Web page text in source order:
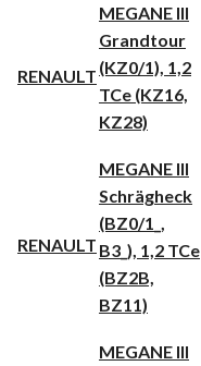
RENAULT
MEGANE III
Grandtour
(KZ0/1), 1,2
TCe (KZ16,
KZ28)
RENAULT
MEGANE III
Schrägheck
(BZ0/1_,
B3_), 1,2 TCe
(BZ2B,
BZ11)
MEGANE III